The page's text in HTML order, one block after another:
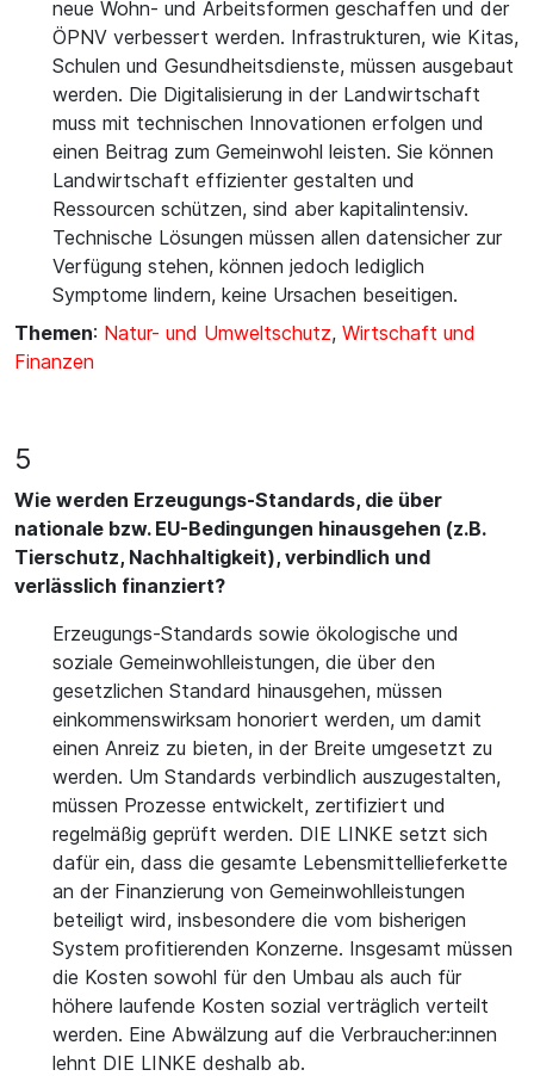
neue Wohn- und Arbeitsformen geschaffen und der
ÖPNV verbessert werden. Infrastrukturen, wie Kitas,
Schulen und Gesundheitsdienste, müssen ausgebaut
werden. Die Digitalisierung in der Landwirtschaft
muss mit technischen Innovationen erfolgen und
einen Beitrag zum Gemeinwohl leisten. Sie können
Landwirtschaft effizienter gestalten und
Ressourcen schützen, sind aber kapitalintensiv.
Technische Lösungen müssen allen datensicher zur
Verfügung stehen, können jedoch lediglich
Symptome lindern, keine Ursachen beseitigen.
Themen: Natur- und Umweltschutz, Wirtschaft und
Finanzen
5
Wie werden Erzeugungs-Standards, die über
nationale bzw. EU-Bedingungen hinausgehen (z.B.
Tierschutz, Nachhaltigkeit), verbindlich und
verlässlich finanziert?
Erzeugungs-Standards sowie ökologische und
soziale Gemeinwohlleistungen, die über den
gesetzlichen Standard hinausgehen, müssen
einkommenswirksam honoriert werden, um damit
einen Anreiz zu bieten, in der Breite umgesetzt zu
werden. Um Standards verbindlich auszugestalten,
müssen Prozesse entwickelt, zertifiziert und
regelmäßig geprüft werden. DIE LINKE setzt sich
dafür ein, dass die gesamte Lebensmittellieferkette
an der Finanzierung von Gemeinwohlleistungen
beteiligt wird, insbesondere die vom bisherigen
System profitierenden Konzerne. Insgesamt müssen
die Kosten sowohl für den Umbau als auch für
höhere laufende Kosten sozial verträglich verteilt
werden. Eine Abwälzung auf die Verbraucher:innen
lehnt DIE LINKE deshalb ab.